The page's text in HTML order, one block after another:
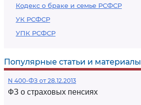
Кодекс о браке и семье РСФСР
УК РСФСР
УПК РСФСР
Популярные статьи и материалы
N 400-ФЗ от 28.12.2013
ФЗ о страховых пенсиях